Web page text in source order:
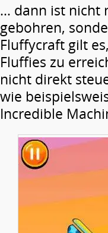
… dann ist nicht
gebohren,
Fluffycraft gilt
Fluffies zu
nicht direkt
wie
Incredible